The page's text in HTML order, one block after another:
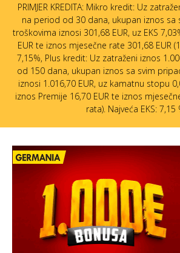
PRIMJER KREDITA: Mikro kredit: Uz
na period od 30 dana, ukupan iznos sa
troškovima iznosi 301,68 EUR, uz EKS
EUR te iznos mjesečne rate 301,68 EUR
7,15%, Plus kredit: Uz zatraženi iznos
od 150 dana, ukupan iznos sa svim
iznosi 1.016,70 EUR, uz kamatnu stopu
iznos Premije 16,70 EUR te iznos
rata). Najveća EKS: 7,15